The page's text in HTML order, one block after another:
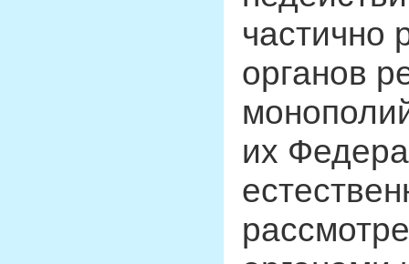
частично
органов
их